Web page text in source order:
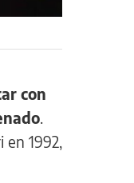
con
1992,